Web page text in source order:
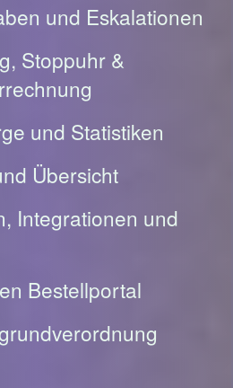
und Eskalationen
Stoppuhr &
und Statistiken
Übersicht
Integrationen und
Bestellportal